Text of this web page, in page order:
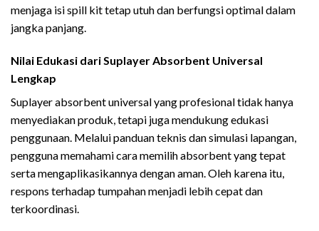
menjaga isi spill kit tetap utuh dan berfungsi optimal dalam
jangka panjang.
Nilai Edukasi dari Suplayer Absorbent Universal
Lengkap
Suplayer absorbent universal yang profesional tidak hanya
menyediakan produk, tetapi juga mendukung edukasi
penggunaan. Melalui panduan teknis dan simulasi lapangan,
pengguna memahami cara memilih absorbent yang tepat
serta mengaplikasikannya dengan aman. Oleh karena itu,
respons terhadap tumpahan menjadi lebih cepat dan
terkoordinasi.